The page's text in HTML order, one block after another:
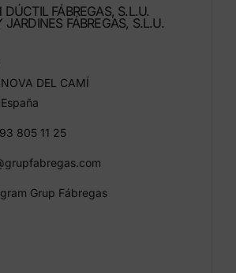
DÚCTIL FÁBREGAS, S.L.U.
JARDINES FÁBREGAS, S.L.U.
DEL CAMÍ
805 11 25
Grup Fábregas